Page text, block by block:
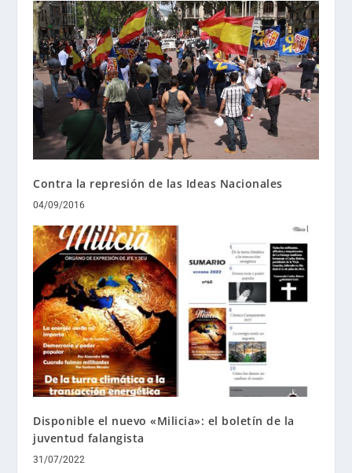
Contra la represión de las Ideas Nacionales
04/09/2016
Disponible el nuevo «Milicia»: el boletín de la
juventud falangista
31/07/2022